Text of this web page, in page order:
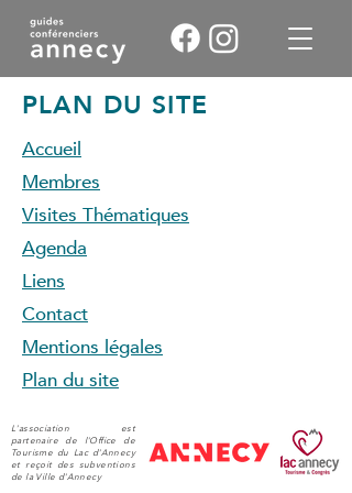
PLAN DU SITE
Accueil
Membres
Visites Thématiques
Agenda
Liens
Contact
Mentions légales
Plan du site
L'association est
partenaire de l'Office de
Tourisme du Lac d'Annecy
et reçoit des subventions
de la Ville d'Annecy